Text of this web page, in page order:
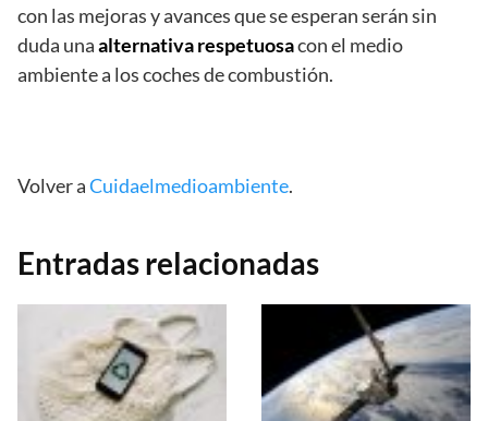
con las mejoras y avances que se esperan serán sin
duda unaalternativa respetuosacon el medio
ambiente a los coches de combustión.
Volver aCuidaelmedioambiente.
Entradas relacionadas